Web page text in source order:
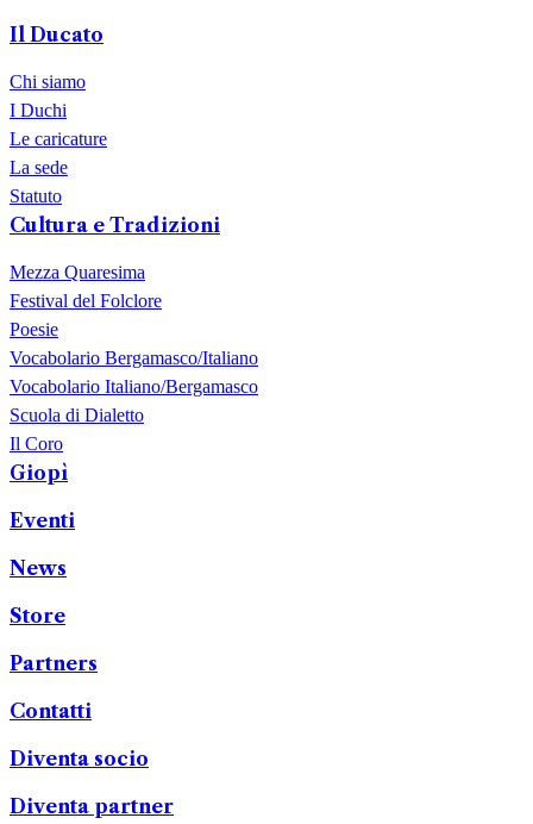
Il Ducato
Chi siamo
I Duchi
Le caricature
La sede
Statuto
Cultura e Tradizioni
Mezza Quaresima
Festival del Folclore
Poesie
Vocabolario Bergamasco/Italiano
Vocabolario Italiano/Bergamasco
Scuola di Dialetto
Il Coro
Giopì
Eventi
News
Store
Partners
Contatti
Diventa socio
Diventa partner